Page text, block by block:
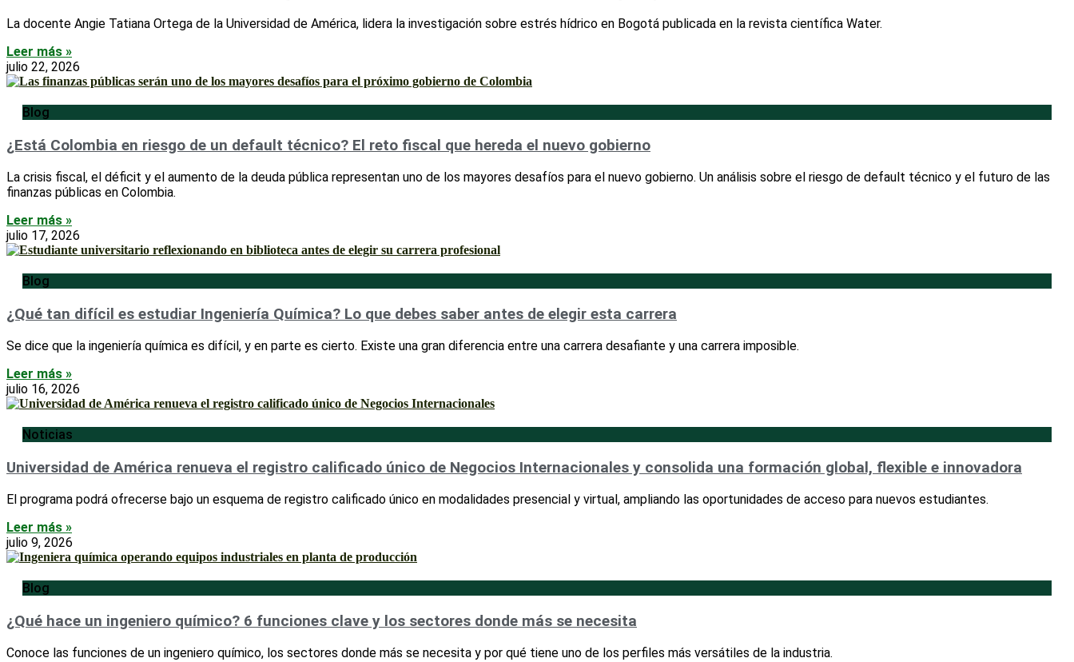
La docente Angie Tatiana Ortega de la Universidad de América, lidera la investigación sobre estrés hídrico en Bogotá publicada en la revista científica Water.
Leer más »
julio 22, 2026
Blog
¿Está Colombia en riesgo de un default técnico? El reto fiscal que hereda el nuevo gobierno
La crisis fiscal, el déficit y el aumento de la deuda pública representan uno de los mayores desafíos para el nuevo gobierno. Un análisis sobre el riesgo de default técnico y el futuro de las
finanzas públicas en Colombia.
Leer más »
julio 17, 2026
Blog
¿Qué tan difícil es estudiar Ingeniería Química? Lo que debes saber antes de elegir esta carrera
Se dice que la ingeniería química es difícil, y en parte es cierto. Existe una gran diferencia entre una carrera desafiante y una carrera imposible.
Leer más »
julio 16, 2026
Noticias
Universidad de América renueva el registro calificado único de Negocios Internacionales y consolida una formación global, flexible e innovadora
El programa podrá ofrecerse bajo un esquema de registro calificado único en modalidades presencial y virtual, ampliando las oportunidades de acceso para nuevos estudiantes.
Leer más »
julio 9, 2026
Blog
¿Qué hace un ingeniero químico? 6 funciones clave y los sectores donde más se necesita
Conoce las funciones de un ingeniero químico, los sectores donde más se necesita y por qué tiene uno de los perfiles más versátiles de la industria.